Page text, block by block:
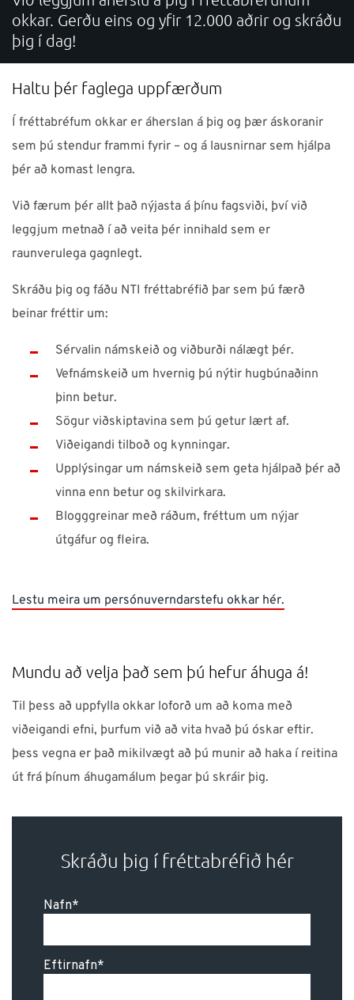
ÞJÓNUSTA
Neðst á síðunni má finna símanúmer, netföng,
Ísland NTI Group Brasil Danmark Deutschland
France España Ireland
okkar. Gerðu eins og yfir 12.000 aðrir og skráðu
þig í dag!
Haltu þér faglega uppfærðum
Í fréttabréfum okkar er áherslan á þig og þær áskoranir
sem þú stendur frammi fyrir – og á lausnirnar sem hjálpa
þér að komast lengra.
Við færum þér allt það nýjasta á þínu fagsviði, því við
leggjum metnað í að veita þér innihald sem er
raunverulega gagnlegt.
Skráðu þig og fáðu NTI fréttabréfið þar sem þú færð
beinar fréttir um:
Sérvalin námskeið og viðburði nálægt þér.
Vefnámskeið um hvernig þú nýtir hugbúnaðinn
þinn betur.
Sögur viðskiptavina sem þú getur lært af.
Viðeigandi tilboð og kynningar.
Upplýsingar um námskeið sem geta hjálpað þér að
vinna enn betur og skilvirkara.
Blogggreinar með ráðum, fréttum um nýjar
útgáfur og fleira.
Lestu meira um persónuverndarstefu okkar hér.
Mundu að velja það sem þú hefur áhuga á!
Til þess að uppfylla okkar loforð um að koma með
viðeigandi efni, þurfum við að vita hvað þú óskar eftir.
þess vegna er það mikilvægt að þú munir að haka í reitina
út frá þínum áhugamálum þegar þú skráir þig.
Skráðu þig í fréttabréfið hér